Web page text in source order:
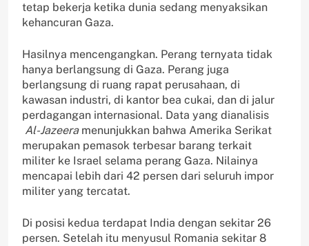
tetap bekerja ketika dunia sedang menyaksikan
kehancuran Gaza.
Hasilnya mencengangkan. Perang ternyata tidak
hanya berlangsung di Gaza. Perang juga
berlangsung di ruang rapat perusahaan, di
kawasan industri, di kantor bea cukai, dan di jalur
perdagangan internasional. Data yang dianalisis
Al-Jazeeramenunjukkan bahwa Amerika Serikat
merupakan pemasok terbesar barang terkait
militer ke Israel selama perang Gaza. Nilainya
mencapai lebih dari 42 persen dari seluruh impor
militer yang tercatat.
Di posisi kedua terdapat India dengan sekitar 26
persen. Setelah itu menyusul Romania sekitar 8